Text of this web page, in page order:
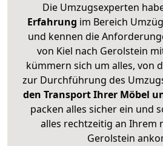
Die Umzugsexperten
Erfahrung im Bereich
und kennen die
von Kiel nach Gerolstein
kümmern sich um alles, von
zur Durchführung des
den Transport Ihrer Möbel
packen alles sicher ein und
alles rechtzeitig an Ihrem
Gerolstein